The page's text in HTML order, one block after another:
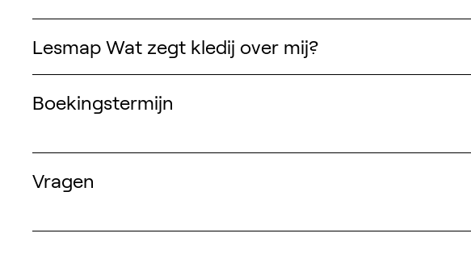
Lesmap Wat zegt kledij over mij?
Boekingstermijn
Vragen